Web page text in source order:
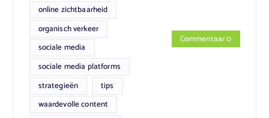
online zichtbaarheid
organisch verkeer
sociale media
sociale media platforms
strategieën
tips
waardevolle content
Commentaar 0